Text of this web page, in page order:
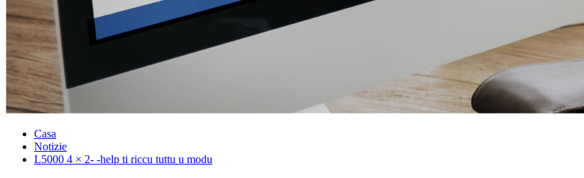
Casa
Notizie
L5000 4 × 2- -help ti riccu tuttu u modu